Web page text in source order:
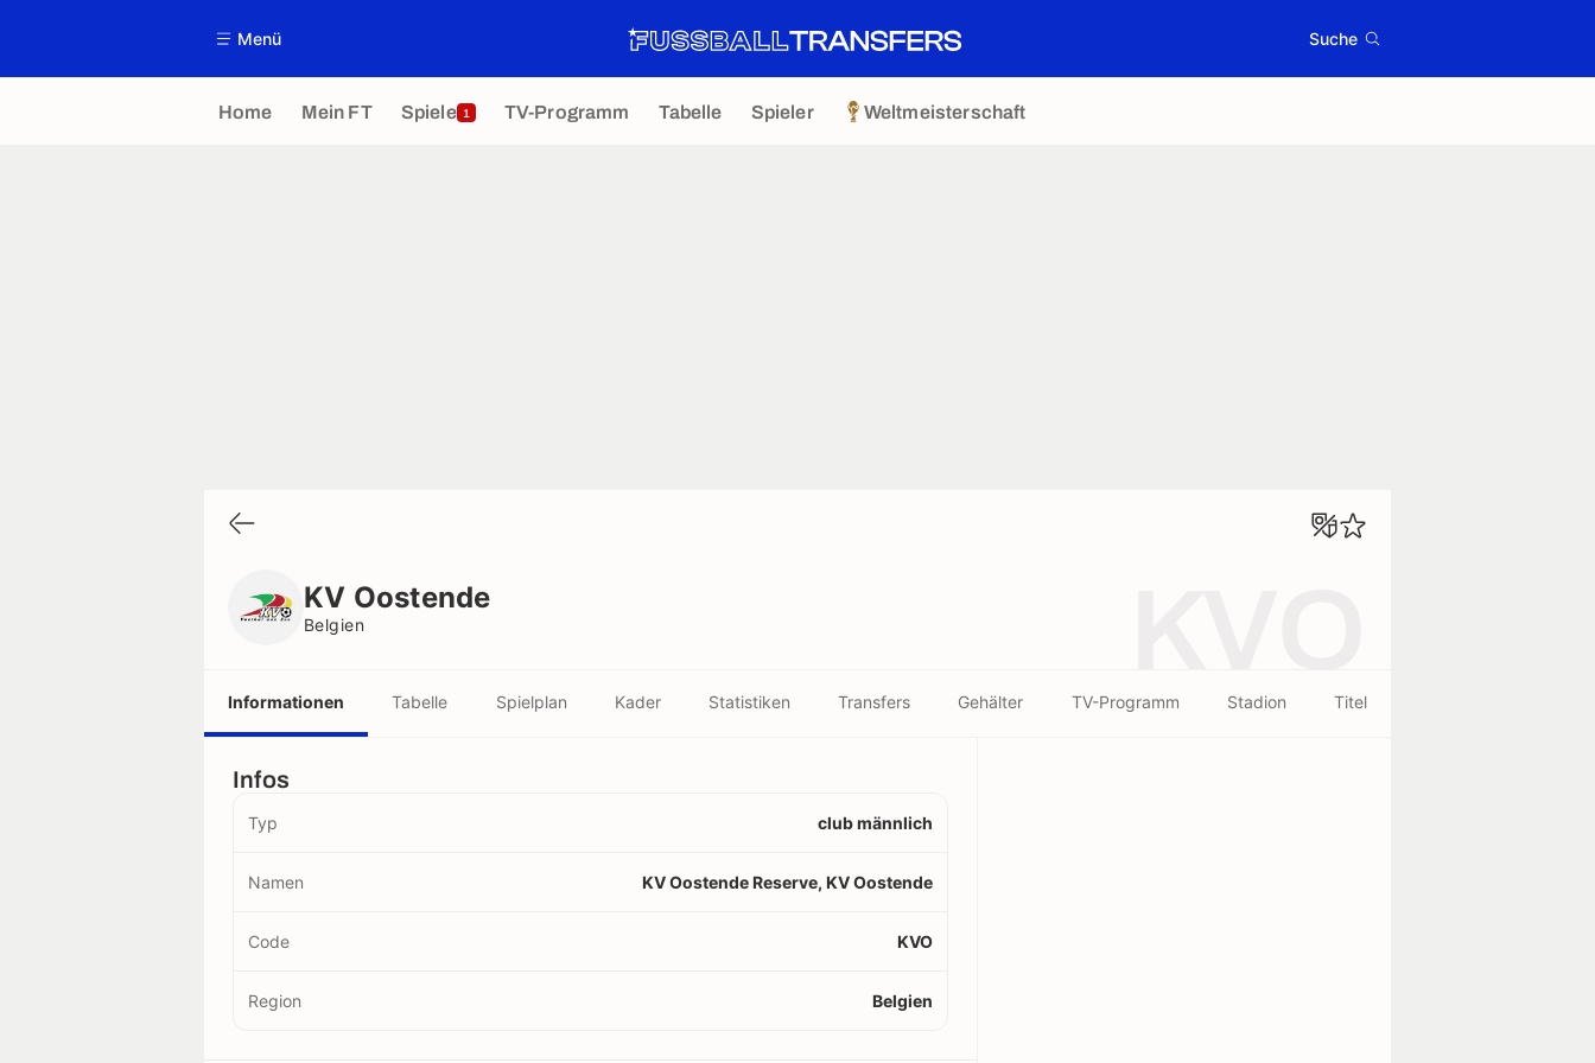
Menü Suche
Home Mein FT Spiele 1 TV-Programm Tabelle Spieler Weltmeisterschaft
KV Oostende
Belgien
Informationen Tabelle Spielplan Kader Statistiken Transfers Gehälter TV-Programm Stadion Titel
Infos
Typ club männlich
Namen KV Oostende Reserve, KV Oostende
Code KVO
Region Belgien